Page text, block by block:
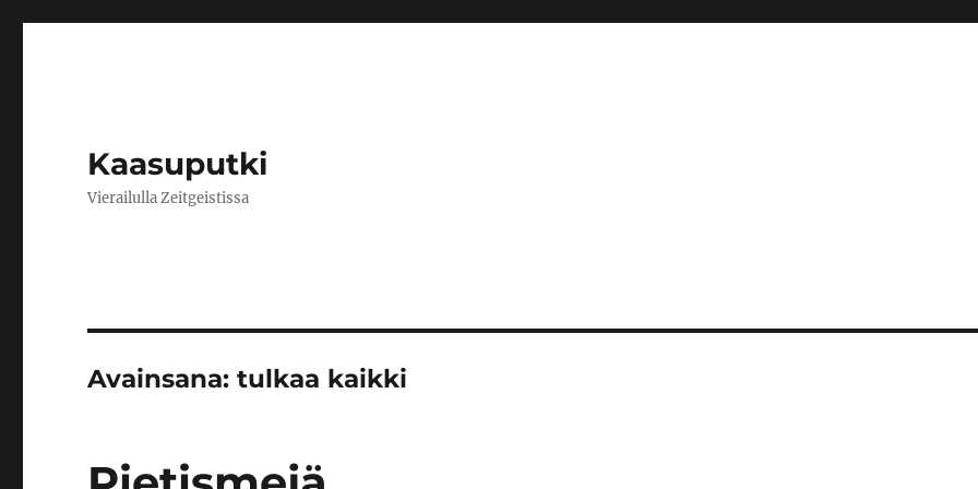
Kaasuputki
Vierailulla Zeitgeistissa
Avainsana:tulkaa kaikki